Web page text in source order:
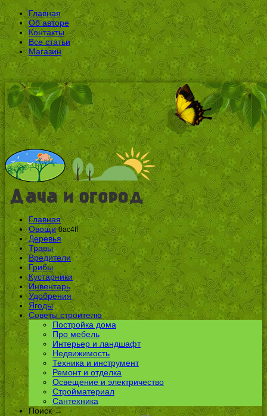
Главная
Об авторе
Контакты
Все статьи
Магазин
Главная
Овощи 0ac4ff
Деревья
Травы
Вредители
Грибы
Кустарники
Инвентарь
Удобрения
Ягоды
Советы строителю
Постройка дома
Про мебель
Интерьер и ландшафт
Недвижимость
Техника и инструмент
Ремонт и отделка
Освещение и электричество
Стройматериал
Сантехника
Поиск →